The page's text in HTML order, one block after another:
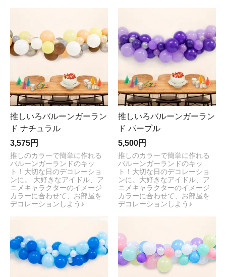
推しいろバルーンガーラン
ド ナチュラル
3,575円
推しのカラーで簡単に作れる
バルーンガーランドのキッ
ト！大切な日のデコレーショ
ンに。 大好きなアイドル、ア
ニメキャラクターのイメージ
カラーに合わせて、お部屋を
デコレーションしよう♪
推しいろバルーンガーラン
ド パープル
5,500円
推しのカラーで簡単に作れる
バルーンガーランドのキッ
ト！大切な日のデコレーショ
ンに。大好きなアイドル、ア
ニメキャラクターのイメージ
カラーに合わせて、お部屋を
デコレーションしよう♪